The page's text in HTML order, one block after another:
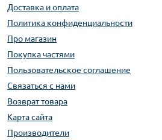
Доставка и оплата
Политика конфиденциальности
Про магазин
Покупка частями
Пользовательское соглашение
Связаться с нами
Возврат товара
Карта сайта
Производители